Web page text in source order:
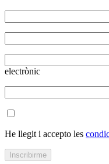
electrònic
He llegit i accepto les